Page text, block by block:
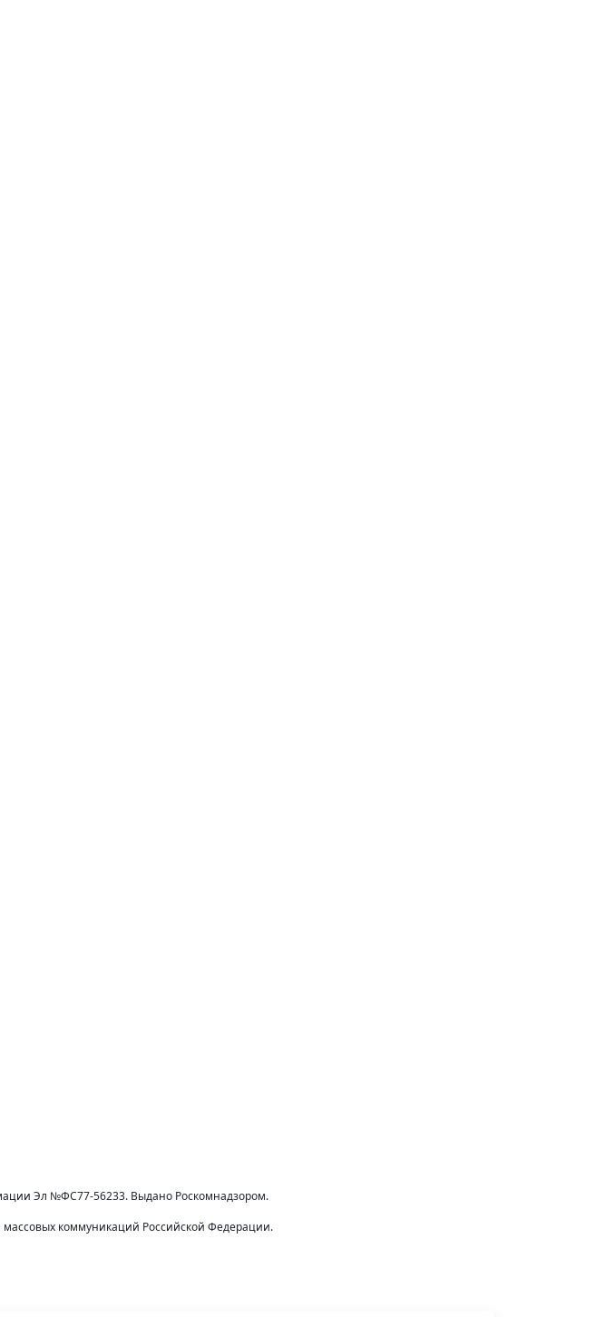
Эл №ФС77-56233. Выдано Роскомнадзором.
коммуникаций Российской Федерации.